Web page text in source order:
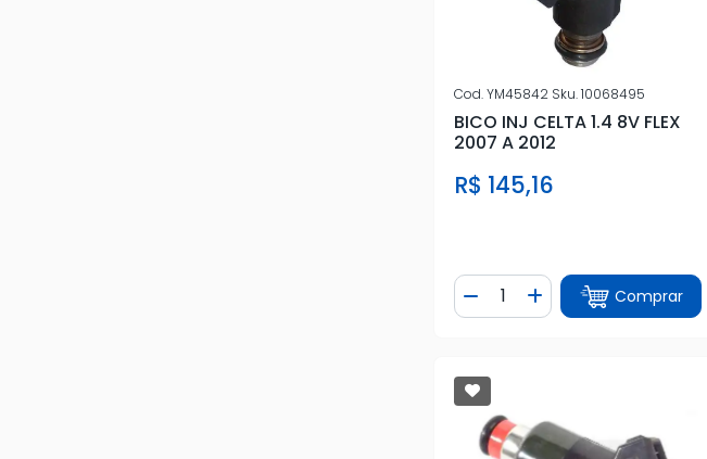
Cod.YM45842 Sku.10068495
BICO INJ CELTA 1.4 8V FLEX
2007 A 2012
R$ 145,16
Diminuir Quantidade
Quantidade
Adicionar Quantidade
Comprar